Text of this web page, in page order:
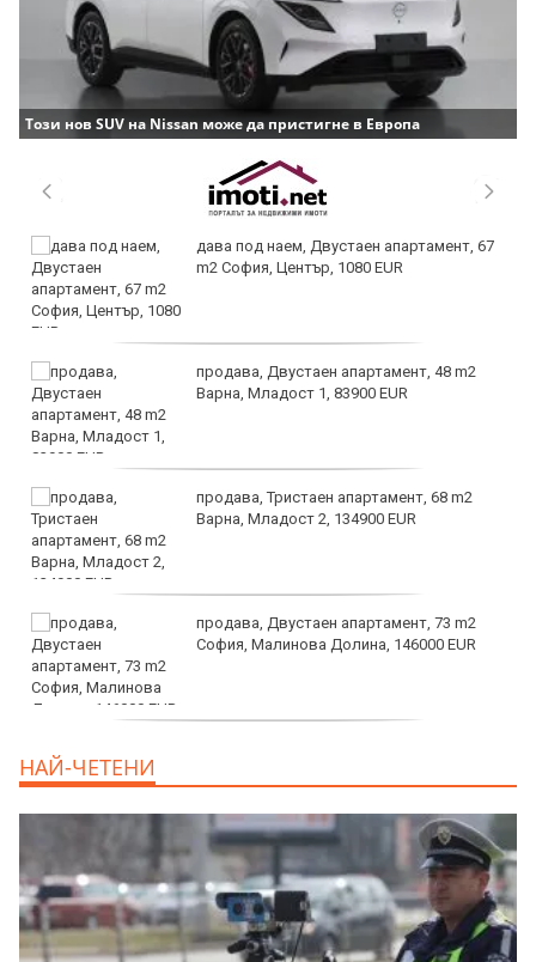
Този нов SUV на Nissan може да пристигне в Европа
дава под наем, Двустаен апартамент, 67
m2 София, Център, 1080 EUR
продава, Двустаен апартамент, 48 m2
Варна, Младост 1, 83900 EUR
продава, Тристаен апартамент, 68 m2
Варна, Младост 2, 134900 EUR
продава, Двустаен апартамент, 73 m2
София, Малинова Долина, 146000 EUR
НАЙ-ЧЕТЕНИ